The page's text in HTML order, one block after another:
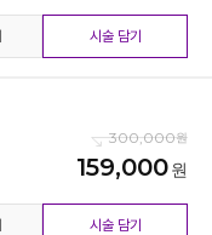
시술 담기
300,000
159,000
시술 담기